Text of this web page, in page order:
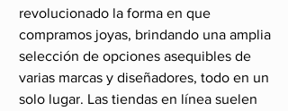
revolucionado la forma en que
compramos joyas, brindando una amplia
selección de opciones asequibles de
varias marcas y diseñadores, todo en un
solo lugar. Las tiendas en línea suelen